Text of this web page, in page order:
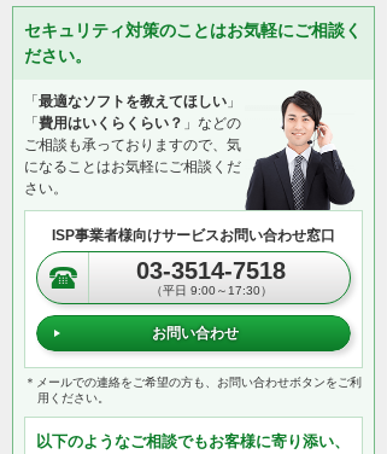
セキュリティ対策のことはお気軽にご相談く
ださい。
「 最適なソフトを教えてほしい 」
「 費用はいくらくらい？ 」などの
ご相談も承っておりますので、気
になることはお気軽にご相談くだ
さい。
ISP事業者様向けサービスお問い合わせ窓口
03-3514-7518
（平日 9:00～17:30）
お問い合わせ
＊メールでの連絡をご希望の方も、お問い合わせボタンをご利
用ください。
以下のようなご相談でもお客様に寄り添い、